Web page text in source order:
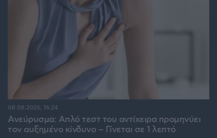
Ανεύρυσμα: Απλό τεστ του αντίχειρα προμηνύει
τον αυξημένο κίνδυνο – Γίνεται σε 1 λεπτό
08.08.2026, 16:24